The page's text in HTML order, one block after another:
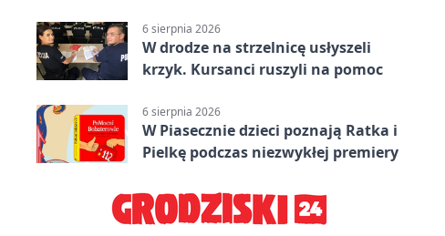
6 sierpnia 2026
W drodze na strzelnicę usłyszeli
krzyk. Kursanci ruszyli na pomoc
6 sierpnia 2026
W Piasecznie dzieci poznają Ratka i
Pielkę podczas niezwykłej premiery